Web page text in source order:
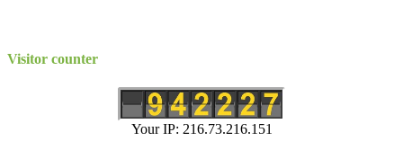
Visitor counter
Your IP: 216.73.216.151